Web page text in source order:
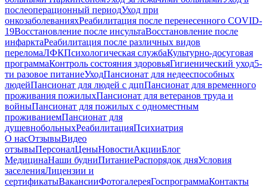
послеоперационный периодУход при
онкозаболеванияхРеабилитация после перенесенного COVID-
19Восстановление после инсультаВосстановление после
инфарктаРеабилитация после различных видов
перелома⁠ЛФКПсихологическая службаКультурно-досуговая
программаКонтроль состояния здоровьяГигиенический уход5-
ти разовое питаниеУходПансионат для недееспособных
людейПансионат для людей с дцпПансионат для временного
проживания пожилыхПансионат для ветеранов труда и
войныПансионат для пожилых с одноместным
проживаниемПансионат для
душевнобольныхРеабилитацияПсихиатрия
О насОтзывыВидео
отзывыПерсоналЦеныНовостиАкцииБлог
МедицинаНаши будниПитаниеРаспорядок дняУсловия
заселенияЛицензии и
сертификатыВакансииФотогалереяГоспрограммаКонтакты